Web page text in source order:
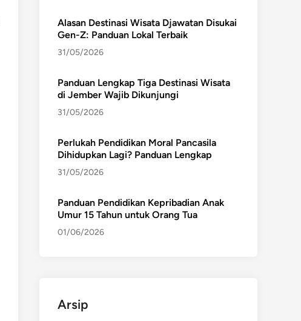
Alasan Destinasi Wisata Djawatan Disukai
Gen-Z: Panduan Lokal Terbaik
31/05/2026
Panduan Lengkap Tiga Destinasi Wisata
di Jember Wajib Dikunjungi
31/05/2026
Perlukah Pendidikan Moral Pancasila
Dihidupkan Lagi? Panduan Lengkap
31/05/2026
Panduan Pendidikan Kepribadian Anak
Umur 15 Tahun untuk Orang Tua
01/06/2026
Arsip